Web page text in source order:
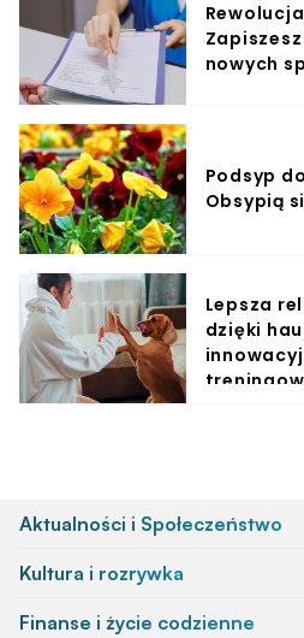
nowych
Podsyp
Obsypią
Lepsza
dzięki
Aktualności i Społeczeństwo
Kultura i rozrywka
Finanse i życie codzienne